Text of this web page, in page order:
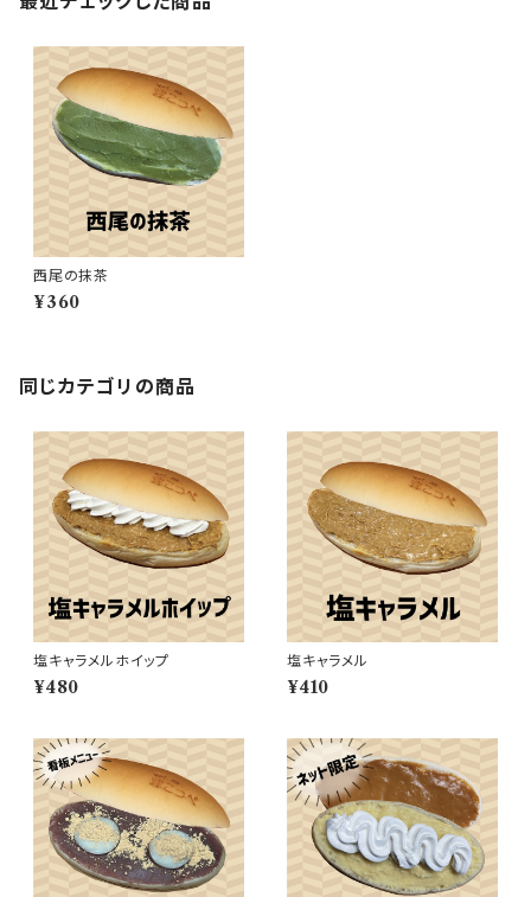
西尾の抹茶
¥360
同じカテゴリの商品
塩キャラメルホイップ
¥480
塩キャラメル
¥410